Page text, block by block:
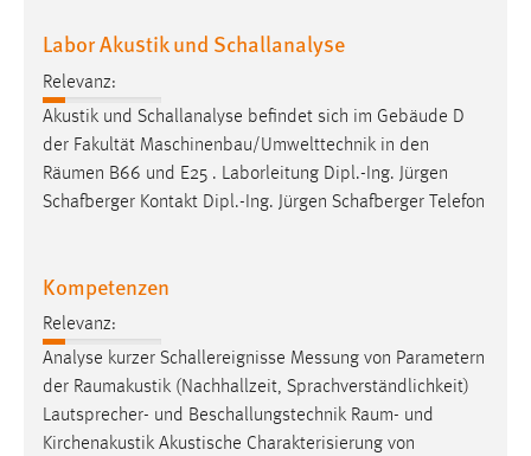
Labor Akustik und Schallanalyse
Relevanz:
Akustik und Schallanalyse befindet sich im Gebäude D
der Fakultät Maschinenbau/Umwelttechnik in den
Räumen B66 und E25 . Laborleitung Dipl.-Ing. Jürgen
Schafberger Kontakt Dipl.-Ing. Jürgen Schafberger Telefon
Kompetenzen
Relevanz:
Analyse kurzer Schallereignisse Messung von Parametern
der Raumakustik (Nachhallzeit, Sprachverständlichkeit)
Lautsprecher- und Beschallungstechnik Raum- und
Kirchenakustik Akustische Charakterisierung von